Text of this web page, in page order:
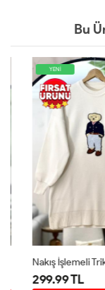
Bu
YENİ
299.99 TL